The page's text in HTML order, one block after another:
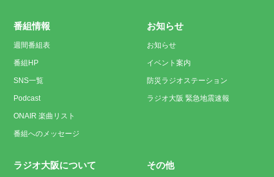
番組情報
週間番組表
番組HP
SNS一覧
Podcast
ONAIR 楽曲リスト
番組へのメッセージ
お知らせ
お知らせ
イベント案内
防災ラジオステーション
ラジオ大阪 緊急地震速報
ラジオ大阪について その他